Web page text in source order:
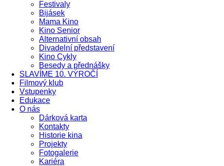
Festivaly
Bijásek
Mama Kino
Kino Senior
Alternativní obsah
Divadelní představení
Kino Cykly
Besedy a přednášky
SLAVÍME 10. VÝROČÍ
Filmový klub
Vstupenky
Edukace
O nás
Dárková karta
Kontakty
Historie kina
Projekty
Fotogalerie
Kariéra